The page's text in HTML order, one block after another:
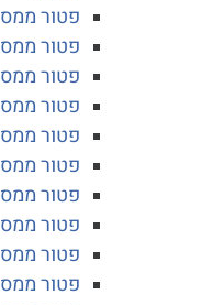
פטור ממס
פטור ממס
פטור ממס הכנסה
פטור ממס
פטור ממס
פטור ממס
פטור ממס
פטור ממס
פטור ממס
פטור ממס